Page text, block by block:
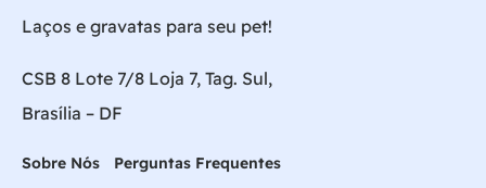
Laços e gravatas para seu pet!
CSB 8 Lote 7/8 Loja 7, Tag. Sul,
Brasília – DF
Sobre Nós Perguntas Frequentes